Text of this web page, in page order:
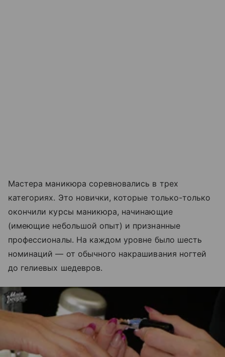
Мастера маникюра соревновались в трех
категориях. Это новички, которые только-только
окончили курсы маникюра, начинающие
(имеющие небольшой опыт) и признанные
профессионалы. На каждом уровне было шесть
номинаций — от обычного накрашивания ногтей
до гелиевых шедевров.